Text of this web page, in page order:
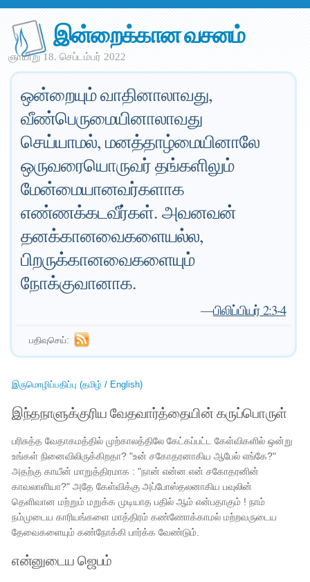
இன்றைக்கான வசனம்
ஞாயிறு 18. செப்டம்பர் 2022
ஒன்றையும் வாதினாலாவது,
வீண்பெருமையினாலாவது
செய்யாமல், மனத்தாழ்மையினாலே
ஒருவரையொருவர் தங்களிலும்
மேன்மையானவர்களாக
எண்ணக்கடவீர்கள். அவனவன்
தனக்கானவைகளையல்ல,
பிறருக்கானவைகளையும்
நோக்குவானாக.
—பிலிப்பியர் 2:3-4
பதிவுசெய்:
இருமொழிப்பதிப்பு (தமிழ் / English)
இந்தநாளுக்குரிய வேதவார்த்தையின் கருப்பொருள்
பரிசுத்த வேதாகமத்தில் முற்காலத்திலே கேட்கப்பட்ட கேள்விகளில் ஒன்று
உங்கள் நினைவிலிருக்கிறதா? "உன் சகோதரனாகிய ஆபேல் எங்கே?"
அதற்கு காயீன் மாறுத்திரமாக : "நான் என்ன என் சகோதரனின்
காவலாளியா?" அதே கேள்விக்கு அப்போஸ்தலனாகிய பவுலின்
தெளிவான மற்றும் மறுக்க முடியாத பதில் ஆம் என்பதாகும் ! நாம்
நம்முடைய காரியங்களை மாத்திரம் கண்ணோக்காமல் மற்றவருடைய
தேவைகளையும் கண்நோக்கி பார்க்க வேண்டும்.
என்னுடைய ஜெபம்